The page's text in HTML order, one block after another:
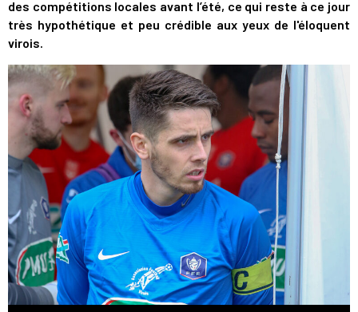
des compétitions locales avant l’été, ce qui reste à ce jour
très hypothétique et peu crédible aux yeux de l'éloquent
virois.